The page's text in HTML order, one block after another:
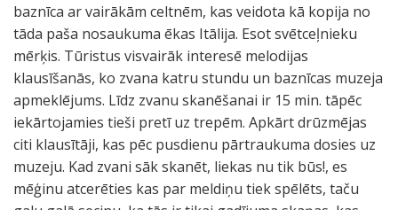
baznīca ar vairākām celtnēm, kas veidota kā kopija no
tāda paša nosaukuma ēkas Itālija. Esot svētceļnieku
mērķis. Tūristus visvairāk interesē melodijas
klausīšanās, ko zvana katru stundu un baznīcas muzeja
apmeklējums. Līdz zvanu skanēšanai ir 15 min. tāpēc
iekārtojamies tieši pretī uz trepēm. Apkārt drūzmējas
citi klausītāji, kas pēc pusdienu pārtraukuma dosies uz
muzeju. Kad zvani sāk skanēt, liekas nu tik būs!, es
mēģinu atcerēties kas par meldiņu tiek spēlēts, taču